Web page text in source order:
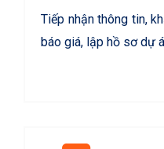
Tiếp nhận thông tin,
báo giá, lập hồ sơ dự